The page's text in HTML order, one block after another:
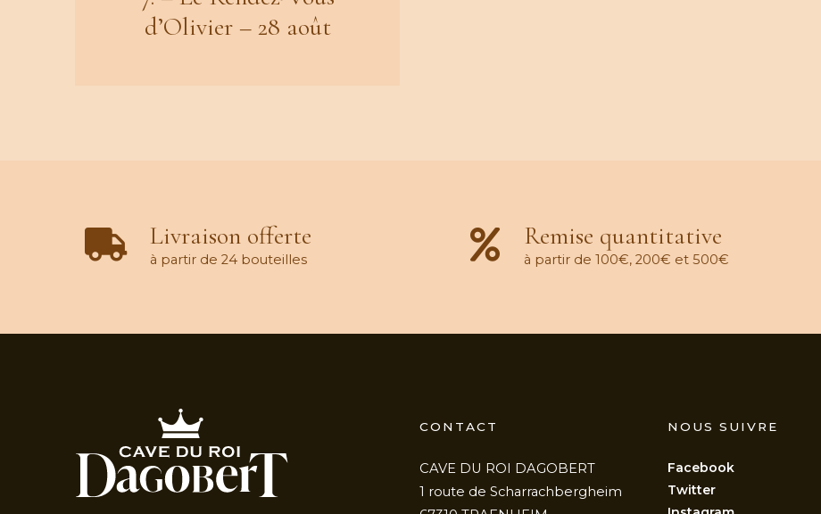
d’Olivier – 28 août
Livraison offerte
à partir de 24 bouteilles
Remise quantitative
à partir de 100€, 200€ et 500€
CONTACT
CAVE DU ROI DAGOBERT
1 route de Scharrachbergheim
NOUS SUIVRE
Facebook
Twitter